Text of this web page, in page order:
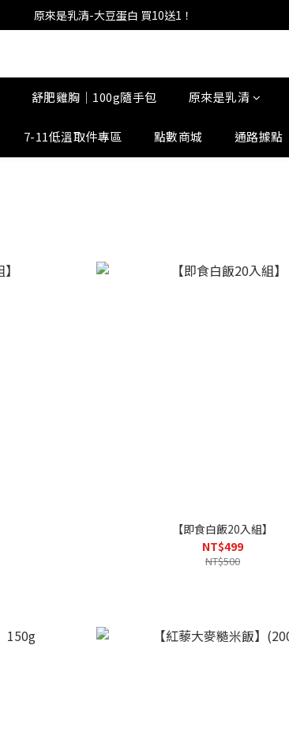
原來是乳清-大豆蛋白 買10送1！
舒肥雞胸｜100g隨手包 原來是乳清
7-11低溫取件專區 點數商城 通路據點
【即食白飯20入組】
NT$499
NT$500